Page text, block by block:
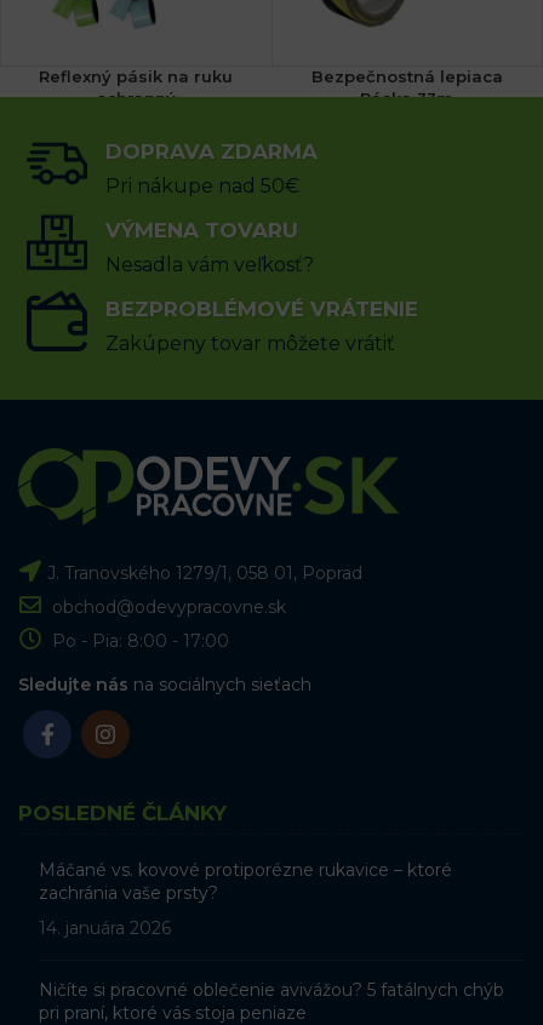
Reflexný pásik na ruku
ochranný
0.59€ s DPH
VÝBER MOŽNOSTÍ
Bezpečnostná lepiaca
Páska 33m
DOPRAVA ZDARMA
Pri nákupe nad 50€
VÝMENA TOVARU
Nesadla vám veľkosť?
BEZPROBLÉMOVÉ VRÁTENIE
Zakúpeny tovar môžete vrátiť
J. Tranovského 1279/1, 058 01, Poprad
obchod@odevypracovne.sk
Po - Pia: 8:00 - 17:00
Sledujte nás na sociálnych sieťach
POSLEDNÉ ČLÁNKY
Máčané vs. kovové protiporézne rukavice – ktoré
zachránia vaše prsty?
14. januára 2026
Ničíte si pracovné oblečenie avivážou? 5 fatálnych chýb
pri praní, ktoré vás stoja peniaze